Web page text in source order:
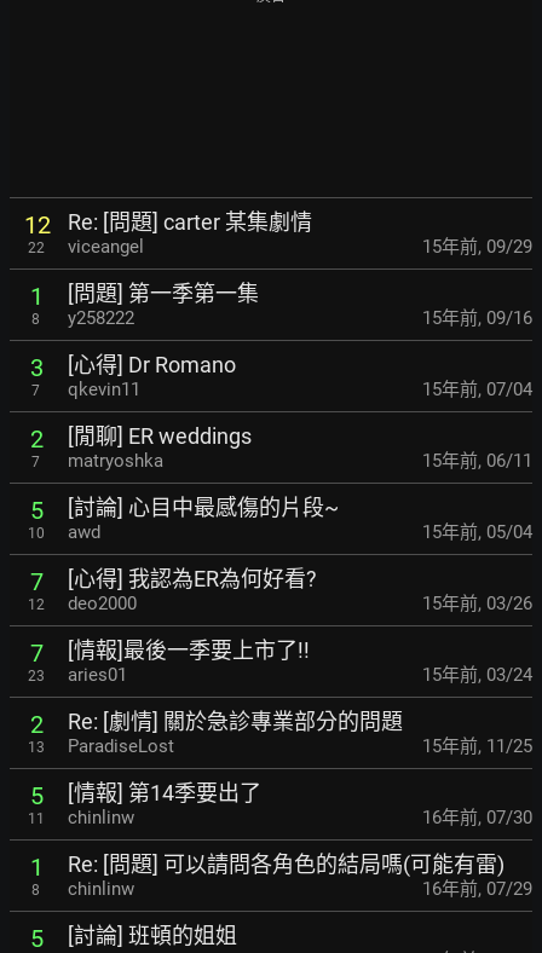
12
22
Re: [問題] carter 某集劇情
viceangel 15年前, 09/29
1
8
[問題] 第一季第一集
y258222 15年前, 09/16
3
7
[心得] Dr Romano
qkevin11 15年前, 07/04
2
7
[閒聊] ER weddings
matryoshka 15年前, 06/11
5
10
[討論] 心目中最感傷的片段~
awd 15年前, 05/04
7
12
[心得] 我認為ER為何好看?
deo2000 15年前, 03/26
7
23
[情報]最後一季要上市了!!
aries01 15年前, 03/24
2
13
Re: [劇情] 關於急診專業部分的問題
ParadiseLost 15年前, 11/25
5
11
[情報] 第14季要出了
chinlinw 16年前, 07/30
1
8
Re: [問題] 可以請問各角色的結局嗎(可能有雷)
chinlinw 16年前, 07/29
5 [討論] 班頓的姐姐